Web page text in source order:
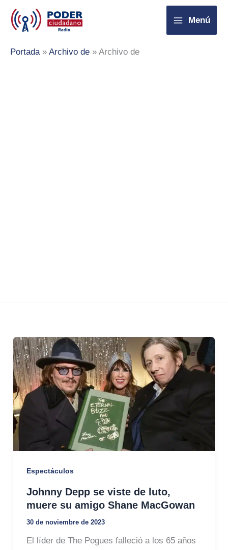
contenido
Menú
Portada» Archivo de » Archivo de
Espectáculos
Johnny Depp se viste de luto,
muere su amigo Shane MacGowan
30 de noviembre de 2023
El líder de The Pogues falleció a los 65 años